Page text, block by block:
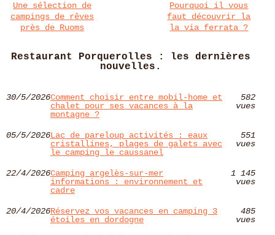
Une sélection de
campings de rêves
près de Ruoms
Pourquoi il vous
faut découvrir la
la via ferrata ?
Restaurant Porquerolles : les dernières
nouvelles.
30/5/2026Comment choisir entre mobil-home et
chalet pour ses vacances à la
montagne ?
582
vues
05/5/2026Lac de pareloup activités : eaux
cristallines, plages de galets avec
le camping le caussanel
551
vues
22/4/2026Camping argelès-sur-mer
informations : environnement et
cadre
1 145
vues
20/4/2026Réservez vos vacances en camping 3
étoiles en dordogne
485
vues